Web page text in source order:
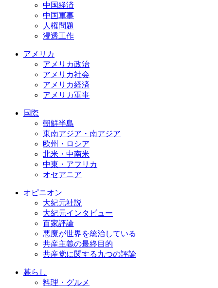
中国経済
中国軍事
人権問題
浸透工作
アメリカ
アメリカ政治
アメリカ社会
アメリカ経済
アメリカ軍事
国際
朝鮮半島
東南アジア・南アジア
欧州・ロシア
北米・中南米
中東・アフリカ
オセアニア
オピニオン
大紀元社説
大紀元インタビュー
百家評論
悪魔が世界を統治している
共産主義の最終目的
共産党に関する九つの評論
暮らし
料理・グルメ